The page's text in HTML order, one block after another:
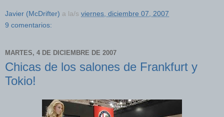
Javier (McDrifter) a la/s viernes, diciembre 07, 2007
9 comentarios:
MARTES, 4 DE DICIEMBRE DE 2007
Chicas de los salones de Frankfurt y
Tokio!